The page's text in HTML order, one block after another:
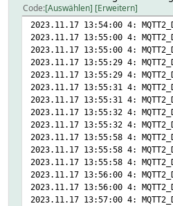
setstate
setstate
setstate
setstate
setstate
setstate
setstate
setstate
setstate
setstate
Code Auswählen Erweitern
2023.11.17 13:54:00 4:
2023.11.17 13:55:00 4:
2023.11.17 13:55:00 4:
2023.11.17 13:55:29 4:
2023.11.17 13:55:29 4:
2023.11.17 13:55:31 4:
2023.11.17 13:55:31 4:
2023.11.17 13:55:32 4:
2023.11.17 13:55:32 4:
2023.11.17 13:55:58 4:
2023.11.17 13:55:58 4:
2023.11.17 13:55:58 4:
2023.11.17 13:56:00 4:
2023.11.17 13:56:00 4:
2023.11.17 13:57:00 4: